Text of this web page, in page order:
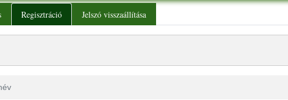
tabs
Regisztráció Jelszó visszaállítása